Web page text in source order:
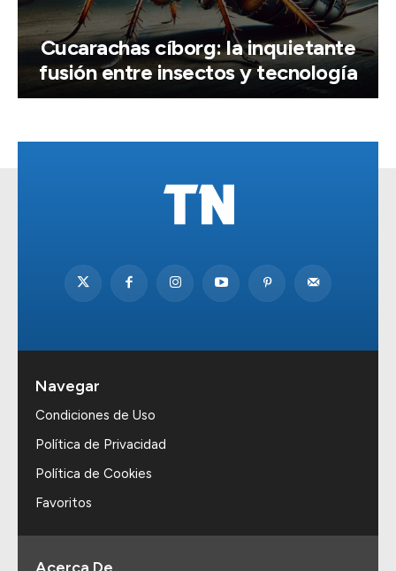
Cucarachas cíborg: la inquietante
fusión entre insectos y tecnología
Navegar
Condiciones de Uso
Política de Privacidad
Política de Cookies
Favoritos